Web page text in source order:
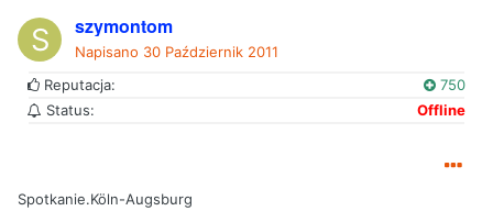
szymontom
Napisano 30 Październik 2011
Reputacja:
750
Status:
Offline
Spotkanie.Köln-Augsburg